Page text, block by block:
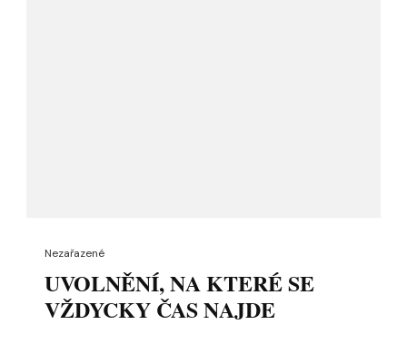
Nezařazené
UVOLNĚNÍ, NA KTERÉ SE
VŽDYCKY ČAS NAJDE